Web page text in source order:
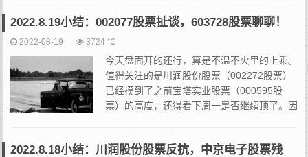
2022.8.19小结：002077股票扯谈，603728股票聊聊！
2022-08-19 3724 ℃
今天盘面开的还行，算是不温不火里的上乘。
值得关注的是川润股份股票（002272股票）
已经摸到了之前宝塔实业股票（000595股
票）的高度，还得看下周一是否继续顶了。因
2022.8.18小结：川润股份股票反抗，中京电子股票残